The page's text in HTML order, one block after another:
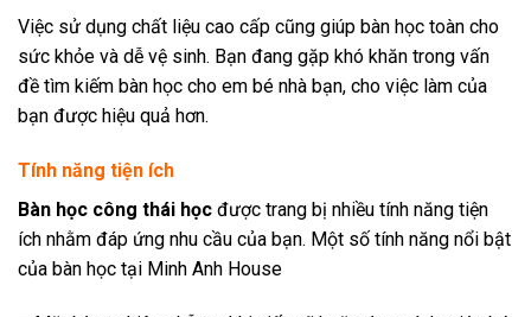
Việc sử dụng chất liệu cao cấp cũng giúp bàn học toàn cho
sức khỏe và dễ vệ sinh. Bạn đang gặp khó khăn trong vấn
đề tìm kiếm bàn học cho em bé nhà bạn, cho việc làm của
bạn được hiệu quả hơn.
Tính năng tiện ích
Bàn học công thái học được trang bị nhiều tính năng tiện
ích nhằm đáp ứng nhu cầu của bạn. Một số tính năng nổi bật
của bàn học tại Minh Anh House